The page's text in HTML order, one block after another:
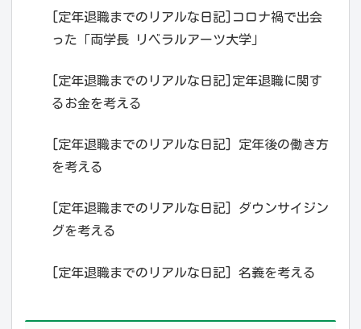
[定年退職までのリアルな日記]コロナ禍で出会
った「両学長 リベラルアーツ大学」
[定年退職までのリアルな日記]定年退職に関す
るお金を考える
[定年退職までのリアルな日記] 定年後の働き方
を考える
[定年退職までのリアルな日記] ダウンサイジン
グを考える
[定年退職までのリアルな日記] 名義を考える